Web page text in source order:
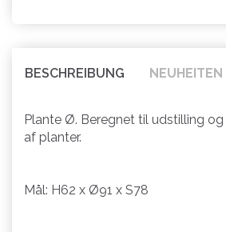
BESCHREIBUNG NEUHEITEN
Plante Ø. Beregnet til udstilling
af planter.
Mål: H62 x Ø91 x S78